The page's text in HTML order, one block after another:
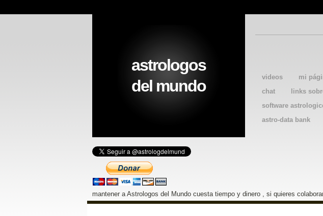
videos mi
chat
links
software
astro-data bank
astrologos
del mundo
mantener a Astrologos del Mundo cuesta tiempo y dinero , si quieres